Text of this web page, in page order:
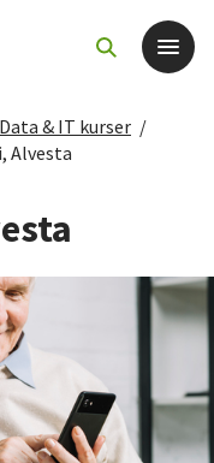
Data & IT kurser /
Alvesta